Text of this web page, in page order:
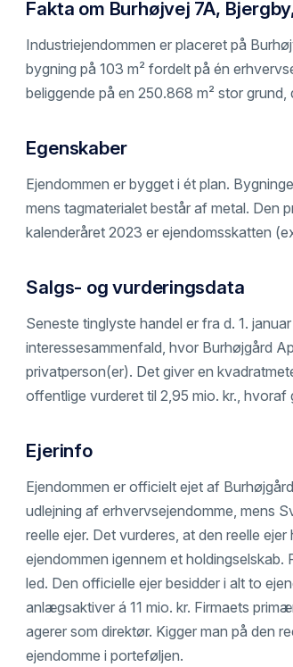
Fakta om Burhøjvej 7A,
Industriejendommen er placeret på
bygning på 103 m² fordelt på én
beliggende på en 250.868 m² stor
Egenskaber
Ejendommen er bygget i ét plan.
mens tagmaterialet består af metal. Den
kalenderåret 2023 er ejendomsskatten
Salgs- og vurderingsdata
Seneste tinglyste handel er fra d. 1.
interessesammenfald, hvor Burhøjgård
privatperson(er). Det giver en
offentlige vurderet til 2,95 mio. kr., hvoraf
Ejerinfo
Ejendommen er officielt ejet af
udlejning af erhvervsejendomme, mens
reelle ejer. Det vurderes, at den reelle
ejendommen igennem et holdingselskab.
led. Den officielle ejer besidder i alt to
anlægsaktiver á 11 mio. kr. Firmaets
agerer som direktør. Kigger man på den
ejendomme i porteføljen.